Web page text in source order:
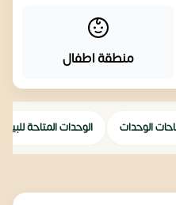
منطقة اطفال
الوحدات الوحدات المتاحة للبيع